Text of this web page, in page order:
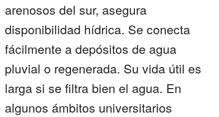
arenosos del sur, asegura
disponibilidad hídrica. Se conecta
fácilmente a depósitos de agua
pluvial o regenerada. Su vida útil es
larga si se filtra bien el agua. En
algunos ámbitos universitarios